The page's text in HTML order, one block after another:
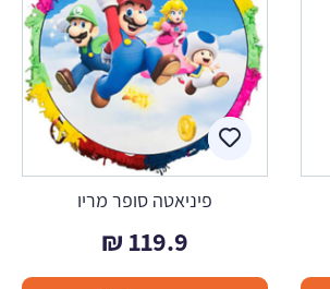
פיניאטה סופר מריו
119.9
₪